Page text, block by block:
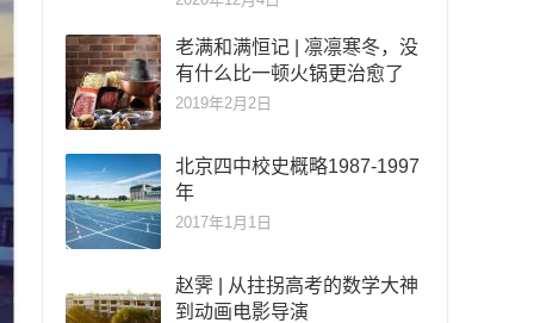
老满和满恒记 | 凛凛寒冬，没
有什么比一顿火锅更治愈了
2019年2月2日
北京四中校史概略1987-1997
年
2017年1月1日
赵霁 | 从拄拐高考的数学大神
到动画电影导演